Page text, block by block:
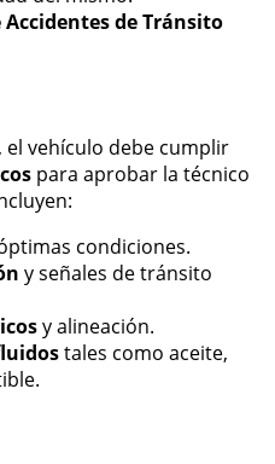
de Tránsito
vehículo debe cumplir
para aprobar la técnico
condiciones.
y señales de tránsito
y alineación.
tales como aceite,